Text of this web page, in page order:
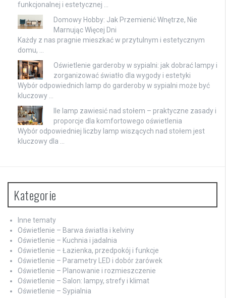
funkcjonalnej i estetycznej …
Domowy Hobby: Jak Przemienić Wnętrze, Nie
Marnując Więcej Dni
Każdy z nas pragnie mieszkać w przytulnym i estetycznym
domu, …
Oświetlenie garderoby w sypialni: jak dobrać lampy i
zorganizować światło dla wygody i estetyki
Wybór odpowiednich lamp do garderoby w sypialni może być
kluczowy …
Ile lamp zawiesić nad stołem – praktyczne zasady i
proporcje dla komfortowego oświetlenia
Wybór odpowiedniej liczby lamp wiszących nad stołem jest
kluczowy dla …
Kategorie
Inne tematy
Oświetlenie – Barwa światła i kelviny
Oświetlenie – Kuchnia i jadalnia
Oświetlenie – Łazienka, przedpokój i funkcje
Oświetlenie – Parametry LED i dobór żarówek
Oświetlenie – Planowanie i rozmieszczenie
Oświetlenie – Salon: lampy, strefy i klimat
Oświetlenie – Sypialnia